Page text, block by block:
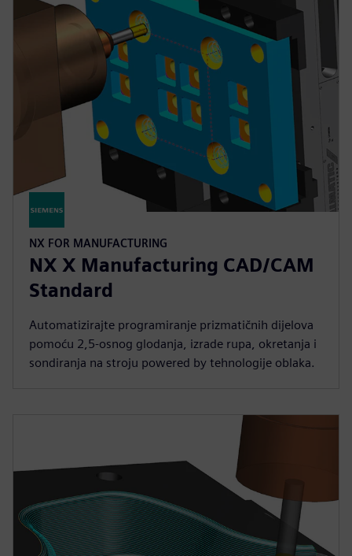
NX FOR MANUFACTURING
NX X Manufacturing CAD/CAM
Standard
Automatizirajte programiranje prizmatičnih dijelova
pomoću 2,5-osnog glodanja, izrade rupa, okretanja i
sondiranja na stroju powered by tehnologije oblaka.